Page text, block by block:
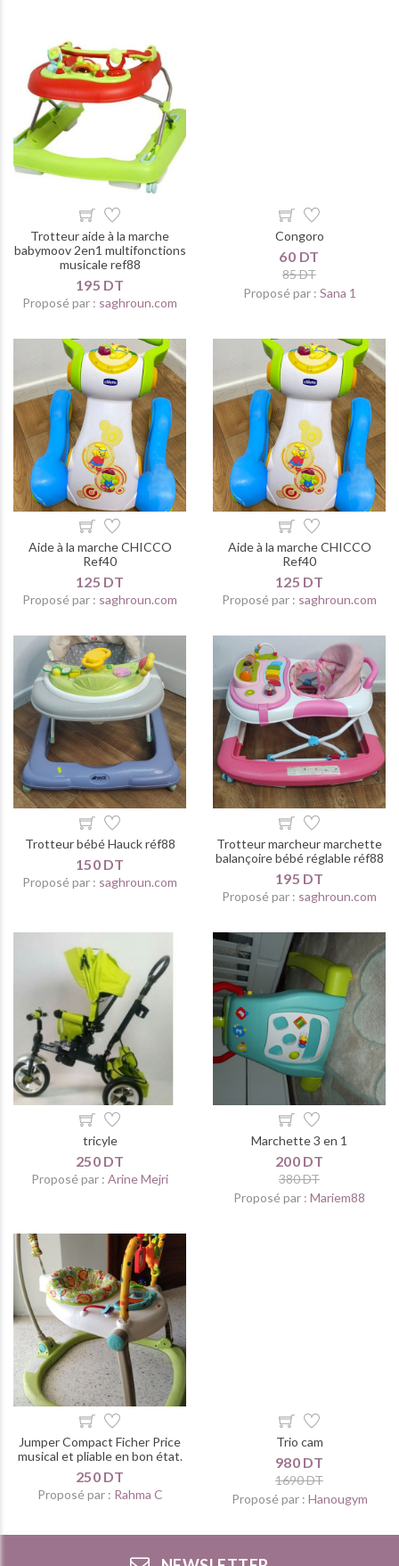
Trotteur aide à la marche
babymoov 2en1 multifonctions
musicale ref88
195 DT
Proposé par : saghroun.com
Congoro
60 DT
85 DT
Proposé par : Sana 1
Aide à la marche CHICCO
Ref40
125 DT
Proposé par : saghroun.com
Aide à la marche CHICCO
Ref40
125 DT
Proposé par : saghroun.com
Trotteur bébé Hauck réf88
150 DT
Proposé par : saghroun.com
Trotteur marcheur marchette
balançoire bébé réglable réf88
195 DT
Proposé par : saghroun.com
tricyle
250 DT
Proposé par : Arine Mejri
Marchette 3 en 1
200 DT
380 DT
Proposé par : Mariem88
Jumper Compact Ficher Price
musical et pliable en bon état.
250 DT
Proposé par : Rahma C
Trio cam
980 DT
1690 DT
Proposé par : Hanougym